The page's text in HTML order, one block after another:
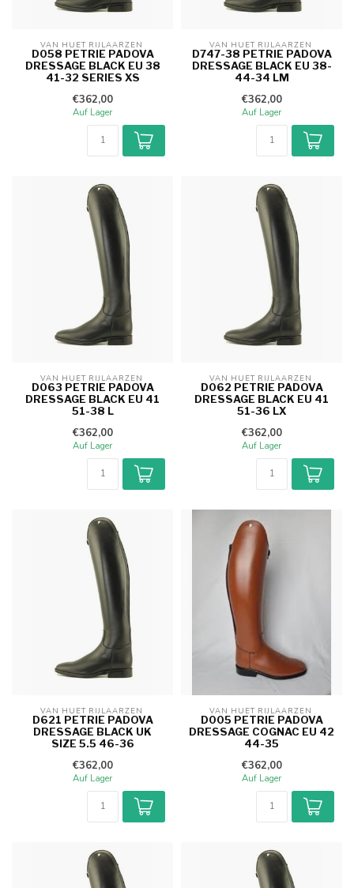
VAN HUET RIJLAARZEN
D058 PETRIE PADOVA
DRESSAGE BLACK EU 38
41-32 SERIES XS
€362,00
Auf Lager
VAN HUET RIJLAARZEN
D747-38 PETRIE PADOVA
DRESSAGE BLACK EU 38-
44-34 LM
€362,00
Auf Lager
VAN HUET RIJLAARZEN
D063 PETRIE PADOVA
DRESSAGE BLACK EU 41
51-38 L
€362,00
Auf Lager
VAN HUET RIJLAARZEN
D062 PETRIE PADOVA
DRESSAGE BLACK EU 41
51-36 LX
€362,00
Auf Lager
VAN HUET RIJLAARZEN
D621 PETRIE PADOVA
DRESSAGE BLACK UK
SIZE 5.5 46-36
€362,00
Auf Lager
VAN HUET RIJLAARZEN
D005 PETRIE PADOVA
DRESSAGE COGNAC EU 42
44-35
€362,00
Auf Lager